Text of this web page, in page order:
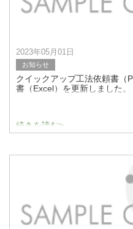
2023年05月01日
お知らせ
クイックアップ工法依頼書（
書（Excel）を更新しました。
続きを読む>